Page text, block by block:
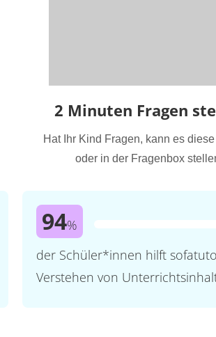
2 Minuten Fragen
Hat Ihr Kind Fragen, kann es
oder in der Fragenbox
94%
der Schüler*innen hilft
Verstehen von